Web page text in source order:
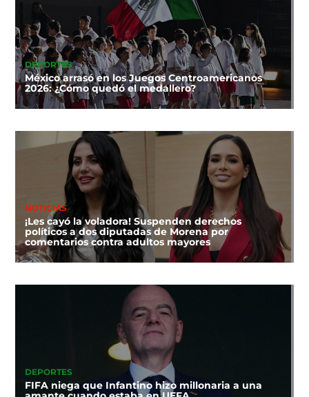
DEPORTES
México arrasó en los Juegos Centroamericanos
2026: ¿Cómo quedó el medallero?
NOTICIAS
¡Les cayó la voladora! Suspenden derechos
políticos a dos diputadas de Morena por
comentarios contra adultos mayores
DEPORTES
FIFA niega que Infantino hizo millonaria a una